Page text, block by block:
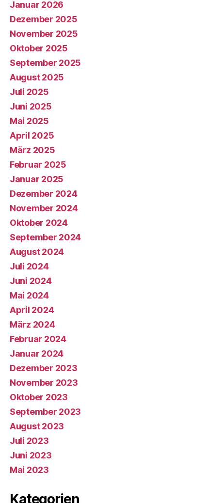
Januar 2026
Dezember 2025
November 2025
Oktober 2025
September 2025
August 2025
Juli 2025
Juni 2025
Mai 2025
April 2025
März 2025
Februar 2025
Januar 2025
Dezember 2024
November 2024
Oktober 2024
September 2024
August 2024
Juli 2024
Juni 2024
Mai 2024
April 2024
März 2024
Februar 2024
Januar 2024
Dezember 2023
November 2023
Oktober 2023
September 2023
August 2023
Juli 2023
Juni 2023
Mai 2023
Kategorien